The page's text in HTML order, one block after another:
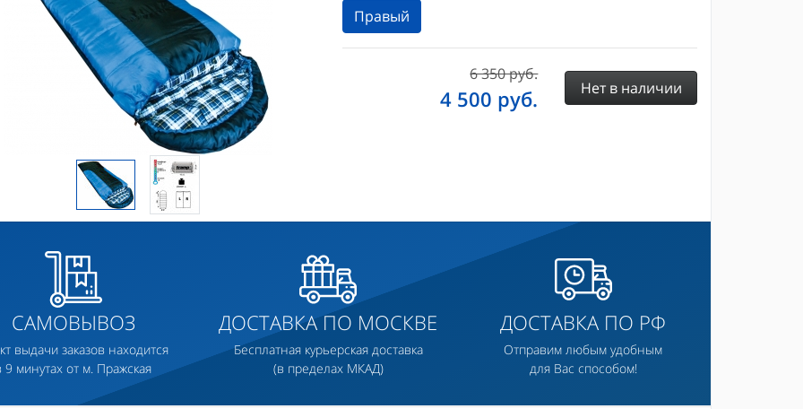
Правый
6 350 руб.
4 500 руб. Нет в наличии
САМОВЫВОЗ
выдачи заказов находится
9 минутах от м. Пражская
ДОСТАВКА ПО МОСКВЕ
Бесплатная курьерская доставка
(в пределах МКАД)
ДОСТАВКА ПО РФ
Отправим любым удобным
для Вас способом!